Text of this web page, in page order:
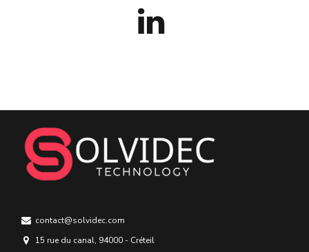
contact@solvidec.com
15 rue du canal, 94000 - Créteil